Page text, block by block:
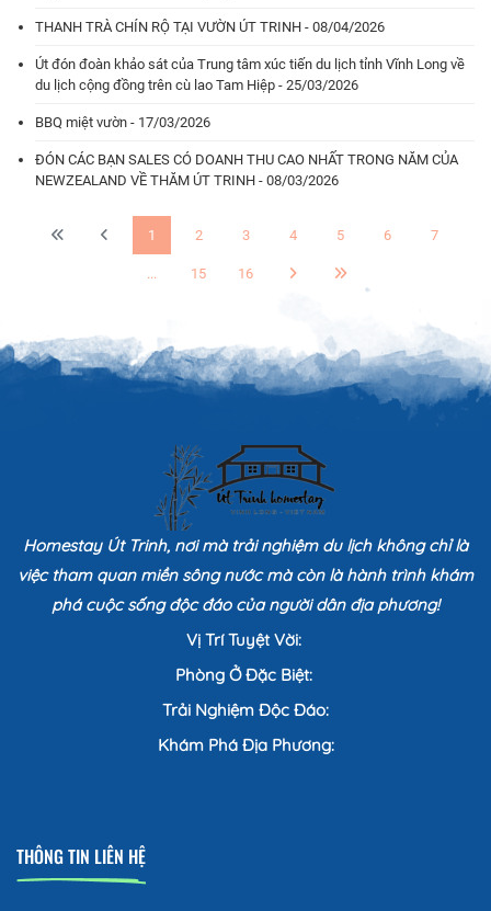
THANH TRÀ CHÍN RỘ TẠI VƯỜN ÚT TRINH - 08/04/2026
Út đón đoàn khảo sát của Trung tâm xúc tiến du lịch tỉnh Vĩnh Long về
du lịch cộng đồng trên cù lao Tam Hiệp - 25/03/2026
BBQ miệt vườn - 17/03/2026
ĐÓN CÁC BẠN SALES CÓ DOANH THU CAO NHẤT TRONG NĂM CỦA
NEWZEALAND VỀ THĂM ÚT TRINH - 08/03/2026
1 2 3 4 5 6 7
... 15 16
Homestay Út Trinh, nơi mà trải nghiệm du lịch không chỉ là
việc tham quan miền sông nước mà còn là hành trình khám
phá cuộc sống độc đáo của người dân địa phương!
Vị Trí Tuyệt Vời:
Phòng Ở Đặc Biệt:
Trải Nghiệm Độc Đáo:
Khám Phá Địa Phương:
THÔNG TIN LIÊN HỆ